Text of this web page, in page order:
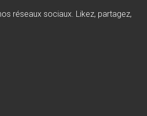
réseaux sociaux. Likez, partagez,